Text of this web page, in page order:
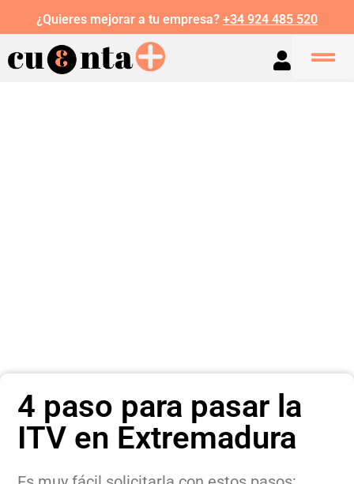
¿Quieres mejorar a tu empresa? +34 924 485 520
4 paso para pasar la
ITV en Extremadura